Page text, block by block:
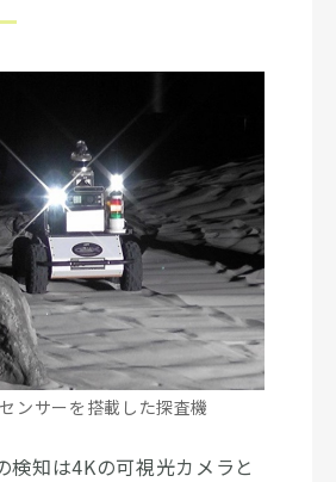
ンサーを搭載した探査機
検知は4Kの可視光カメラと